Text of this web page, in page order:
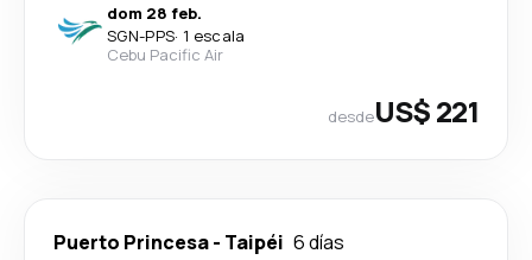
dom 28 feb.
SGN-PPS· 1 escala
Cebu Pacific Air
desdeUS$ 221
Puerto Princesa- Taipéi 6 días